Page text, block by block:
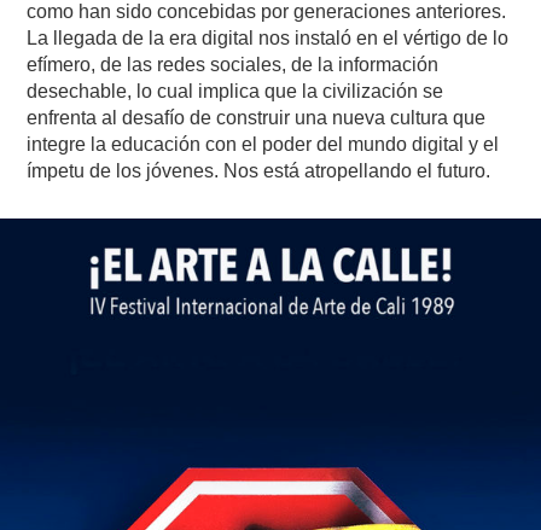
como han sido concebidas por generaciones anteriores.
La llegada de la era digital nos instaló en el vértigo de lo
efímero, de las redes sociales, de la información
desechable, lo cual implica que la civilización se
enfrenta al desafío de construir una nueva cultura que
integre la educación con el poder del mundo digital y el
ímpetu de los jóvenes. Nos está atropellando el futuro.